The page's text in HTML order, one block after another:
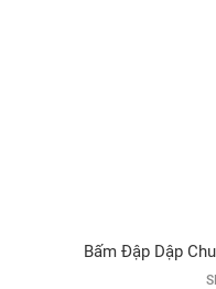
Bấm Đập Dập